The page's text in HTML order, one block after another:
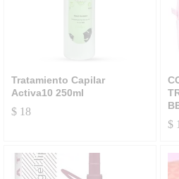
Tratamiento Capilar
Activa10 250ml
$ 18
$